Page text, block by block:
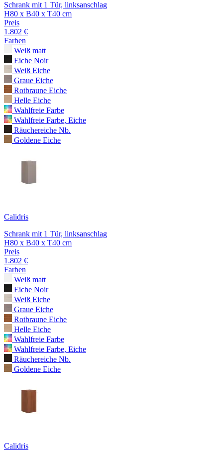
Schrank mit 1 Tür, linksanschlag
H80 x B40 x T40 cm
Preis
1.802 €
Farben
Weiß matt
Eiche Noir
Weiß Eiche
Graue Eiche
Rotbraune Eiche
Helle Eiche
Wahlfreie Farbe
Wahlfreie Farbe, Eiche
Räuchereiche Nb.
Goldene Eiche
Calidris
Schrank mit 1 Tür, linksanschlag
H80 x B40 x T40 cm
Preis
1.802 €
Farben
Weiß matt
Eiche Noir
Weiß Eiche
Graue Eiche
Rotbraune Eiche
Helle Eiche
Wahlfreie Farbe
Wahlfreie Farbe, Eiche
Räuchereiche Nb.
Goldene Eiche
Calidris